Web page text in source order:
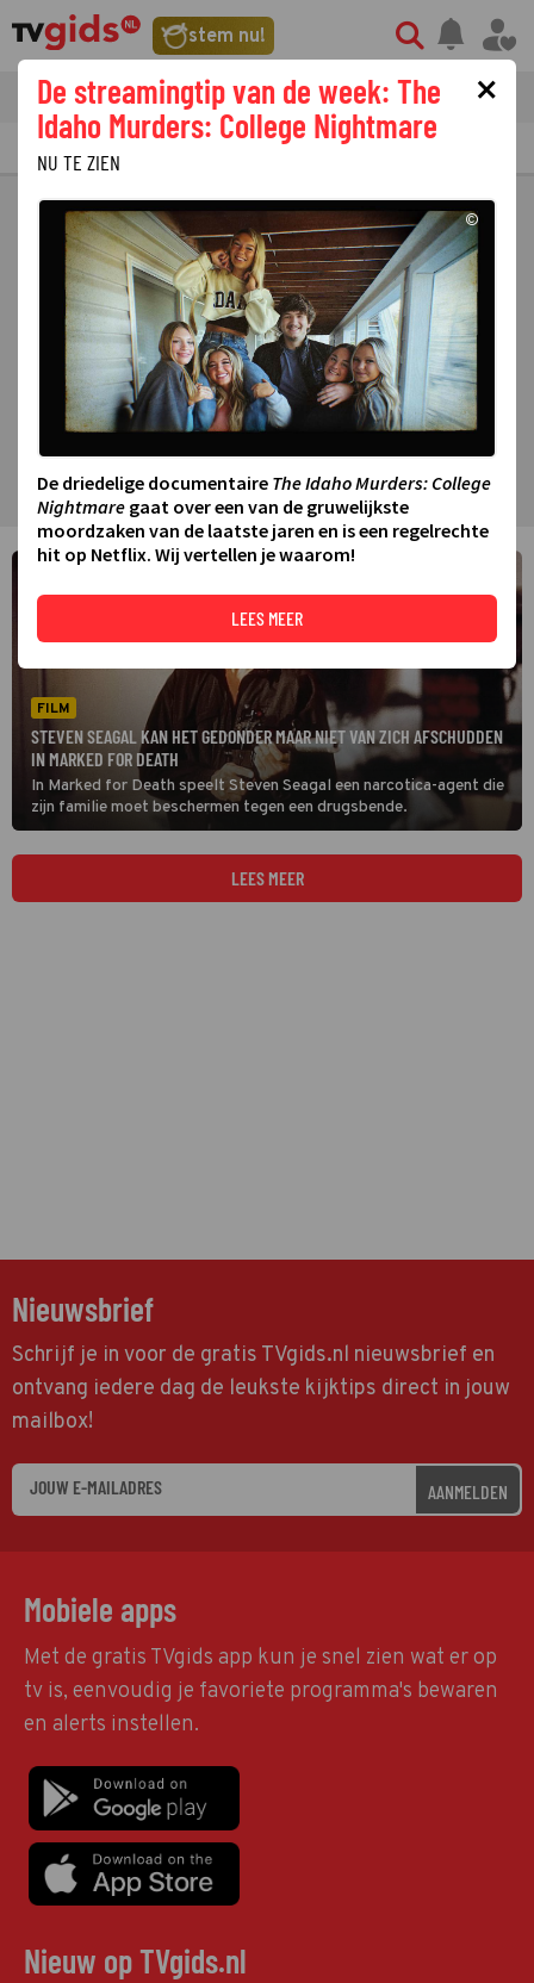
stem nu!
tvgids streaming nieuws
PRIMETIME GEMIST
FILM
STEVEN SEAGAL KAN HET GEDONDER MAAR NIET VAN ZICH AFSCHUDDEN
IN MARKED FOR DEATH
In Marked for Death speelt Steven Seagal een narcotica-agent die
zijn familie moet beschermen tegen een drugsbende.
LEES MEER
Nieuwsbrief
Schrijf je in voor de gratis TVgids.nl nieuwsbrief en
ontvang iedere dag de leukste kijktips direct in jouw
mailbox!
AANMELDEN
Mobiele apps
Met de gratis TVgids app kun je snel zien wat er op
tv is, eenvoudig je favoriete programma's bewaren
en alerts instellen.
Nieuw op TVgids.nl
×
De streamingtip van de week: The
Idaho Murders: College Nightmare
NU TE ZIEN
©
De driedelige documentaire The Idaho Murders: College
Nightmare gaat over een van de gruwelijkste
moordzaken van de laatste jaren en is een regelrechte
hit op Netflix. Wij vertellen je waarom!
LEES MEER